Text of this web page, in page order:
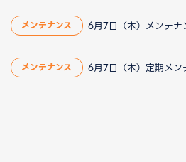
メンテナンス 6月7日（木）メンテナ
メンテナンス 6月7日（木）定期メン